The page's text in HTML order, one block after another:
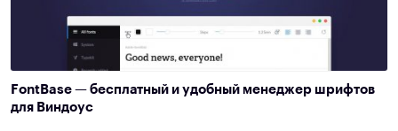
FontBase — бесплатный и удобный менеджер шрифтов
для Виндоус